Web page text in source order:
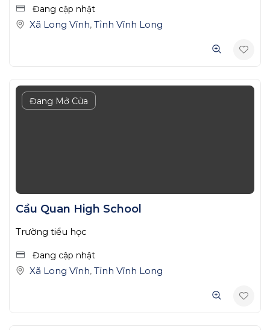
Đang cập nhật
Xã Long Vĩnh, Tỉnh Vĩnh Long
Đang Mở Cửa
Cầu Quan High School
Trường tiểu học
Đang cập nhật
Xã Long Vĩnh, Tỉnh Vĩnh Long